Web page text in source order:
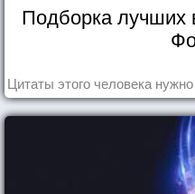
Подборка лучших
Цитаты этого человека